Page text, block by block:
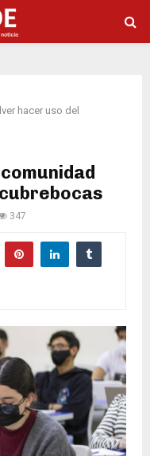
hacer uso del
347